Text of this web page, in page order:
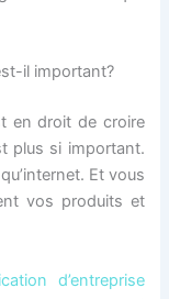
il important?
en droit de croire
plus si important.
Et vous
vos produits et
d’entreprise